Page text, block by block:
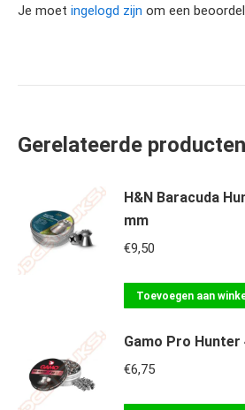
Je moet ingelogd zijn om een
Gerelateerde producten
H&N Baracuda
mm
€9,50
Toevoegen aan
Gamo Pro Hunter
€6,75